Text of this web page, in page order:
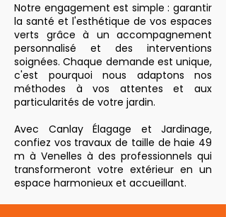
Notre engagement est simple : garantir
la santé et l'esthétique de vos espaces
verts grâce à un accompagnement
personnalisé et des interventions
soignées. Chaque demande est unique,
c'est pourquoi nous adaptons nos
méthodes à vos attentes et aux
particularités de votre jardin.
Avec Canlay Élagage et Jardinage,
confiez vos travaux de taille de haie 49
m à Venelles à des professionnels qui
transformeront votre extérieur en un
espace harmonieux et accueillant.